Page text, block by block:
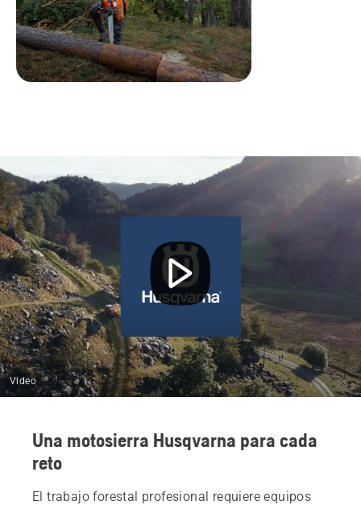
Video
Una motosierra Husqvarna para cada
reto
El trabajo forestal profesional requiere equipos